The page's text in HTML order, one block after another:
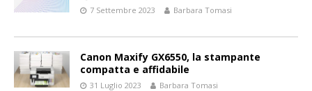
7 Settembre 2023 Barbara Tomasi
Canon Maxify GX6550, la stampante
compatta e affidabile
31 Luglio 2023 Barbara Tomasi